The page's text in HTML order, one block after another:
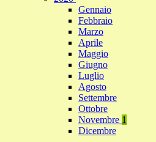
Gennaio
Febbraio
Marzo
Aprile
Maggio
Giugno
Luglio
Agosto
Settembre
Ottobre
Novembre 1
Dicembre